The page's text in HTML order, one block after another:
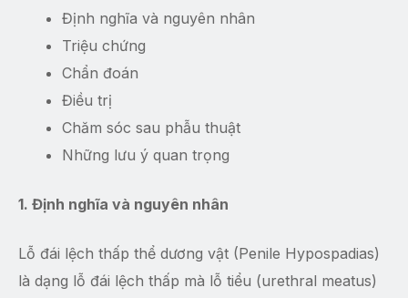
Định nghĩa và nguyên nhân
Triệu chứng
Chẩn đoán
Điều trị
Chăm sóc sau phẫu thuật
Những lưu ý quan trọng
1. Định nghĩa và nguyên nhân
Lỗ đái lệch thấp thể dương vật (Penile Hypospadias)
là dạng lỗ đái lệch thấp mà lỗ tiểu (urethral meatus)